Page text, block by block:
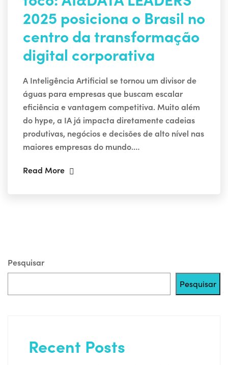
2025 posiciona o Brasil no
centro da transformação
digital corporativa
A Inteligência Artificial se tornou um divisor de
águas para empresas que buscam escalar
eficiência e vantagem competitiva. Muito além
do hype, a IA já impacta diretamente cadeias
produtivas, negócios e decisões de alto nível nas
maiores empresas do mundo.…
Read More
Pesquisar
Pesquisar
Recent Posts